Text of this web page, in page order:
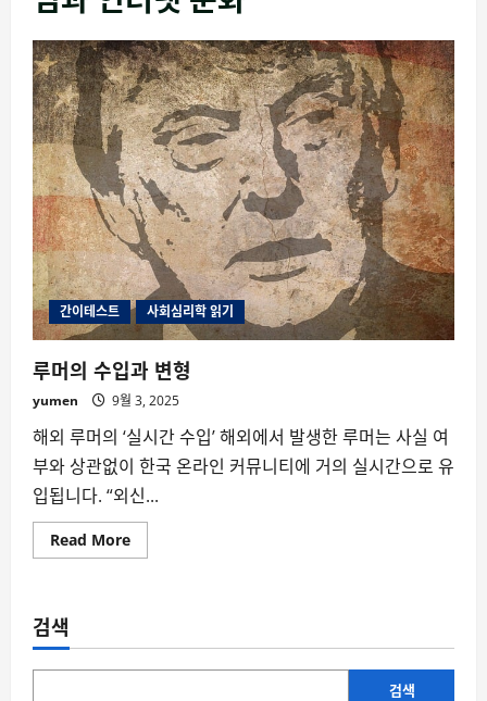
간이테스트 사회심리학 읽기
루머의 수입과 변형
yumen 9월 3, 2025
해외 루머의 ‘실시간 수입’ 해외에서 발생한 루머는 사실 여
부와 상관없이 한국 온라인 커뮤니티에 거의 실시간으로 유
입됩니다. “외신...
Read MoreRead
more
입
변
검색
검색